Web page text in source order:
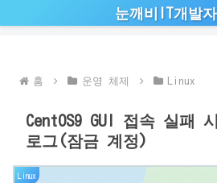
눈깨비IT개발
홈 운영 체제 Linux
CentOS9 GUI 접속 실패
로그(잠금 계정)
Linux